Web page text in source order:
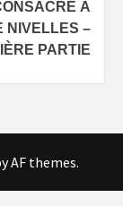
À
NIVELLES –
PARTIE
AF themes.